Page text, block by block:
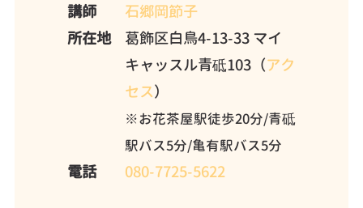
講師
石郷岡節子
所在地
葛飾区白鳥4-13-33 マイ
キャッスル青砥103（アク
セス）
※お花茶屋駅徒歩20分/青砥
駅バス5分/亀有駅バス5分
電話 080-7725-5622